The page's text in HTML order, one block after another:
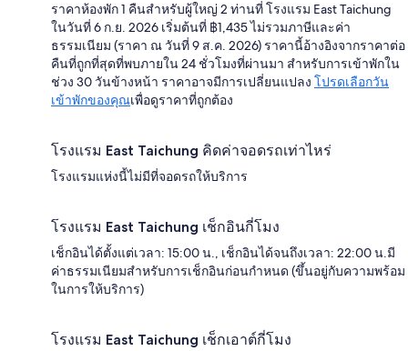
ราคาห้องพัก 1 คืนสำหรับผู้ใหญ่ 2 ท่านที่ โรงแรม East Taichung
ในวันที่ 6 ก.ย. 2026 เริ่มต้นที่ ฿1,435 ไม่รวมภาษีและค่า
ธรรมเนียม (ราคา ณ วันที่ 9 ส.ค. 2026) ราคานี้อ้างอิงจากราคาต่อ
คืนที่ถูกที่สุดที่พบภายใน 24 ชั่วโมงที่ผ่านมา สำหรับการเข้าพักใน
ช่วง 30 วันข้างหน้า ราคาอาจมีการเปลี่ยนแปลง โปรดเลือกวัน
เข้าพักของคุณเพื่อดูราคาที่ถูกต้อง
โรงแรม East Taichung คิดค่าจอดรถเท่าไหร่
โรงแรมแห่งนี้ไม่มีที่จอดรถให้บริการ
โรงแรม East Taichung เช็กอินกี่โมง
เช็กอินได้ตั้งแต่เวลา: 15:00 น., เช็กอินได้จนถึงเวลา: 22:00 น.มี
ค่าธรรมเนียมสำหรับการเช็กอินก่อนกำหนด (ขึ้นอยู่กับความพร้อม
ในการให้บริการ)
โรงแรม East Taichung เช็กเอาต์กี่โมง